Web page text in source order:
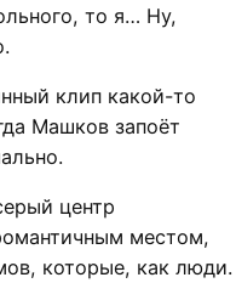
то я… Ну,
клип какой-то
Машков запоёт
центр
местом,
которые, как люди.